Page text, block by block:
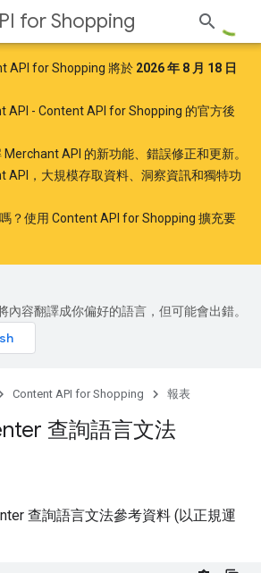
for Shopping
API for Shopping 將於 2026 年 8 月 18 日
API - Content API for Shopping 的官方後
Merchant API 的新功能、錯誤修正和更新。
API
，大規模存取資料、洞察資訊和獨特功
？使用 Content API for Shopping 擴充要
內容翻譯成你偏好的語言，但可能會出錯。
Content API for Shopping 報表
查詢語言文法
查詢語言文法參考資料 (以正規運